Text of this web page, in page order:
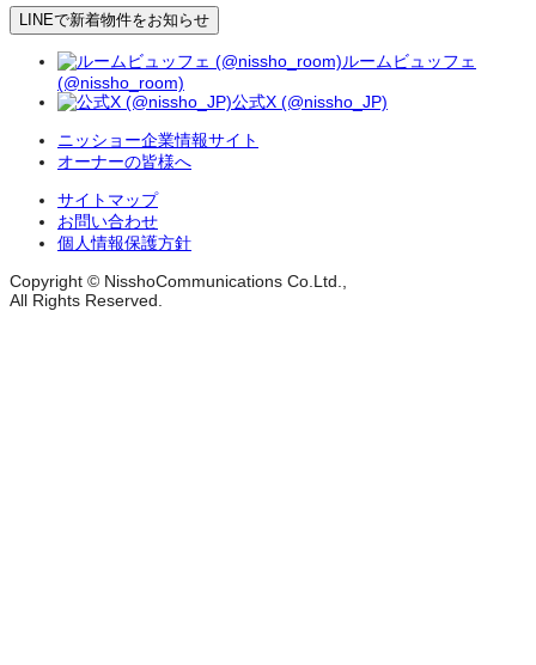
LINEで新着物件をお知らせ
ルームビュッフェ
(@nissho_room)
公式X (@nissho_JP)
ニッショー企業情報サイト
オーナーの皆様へ
サイトマップ
お問い合わせ
個人情報保護方針
Copyright © NisshoCommunications Co.Ltd.,
All Rights Reserved.